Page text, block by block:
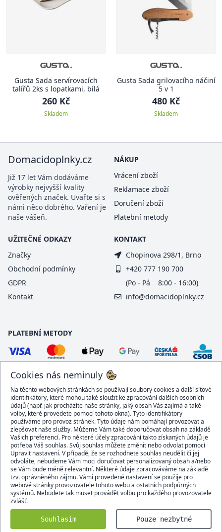
Gusta Sada servírovacích
talířů 2ks s lopatkami, bílá
260 Kč
Skladem
Gusta Sada grilovacího náčiní
5 v 1
480 Kč
Skladem
Cookies nás neminuly
Na těchto webových stránkách se používají soubory cookies a další síťové
identifikátory, které mohou také sloužit ke zpracování dalších osobních
údajů (např. jak procházíte naše stránky, jaký obsah Vás zajímá a také
volby, které provedete pomocí tohoto okna). Tyto identifikátory
používáme pro provoz stránek. Tyto údaje nám pomáhají provozovat a
zlepšovat naše služby. Můžeme Vám také doporučovat obsah na základě
Vašich preferencí. Pro některé účely zpracování takto získaných údajů je
potřeba Váš souhlas. Svůj souhlas můžete změnit nebo odvolat pomocí
Upravit nastavení. V případě, že se rozhodnete souhlas neudělit či jej
odvoláte, nebudeme Vám moci doručovat personalizovaný obsah a/nebo
se Vám bude méně relevantní. Některé údaje zpracováváme na základě
tzv. oprávněného zájmu. Vámi provedené nastavení se použije pro
webové stránky provozovatele tohoto webu a ostatních podpůrných
systémů. Nebudete tak muset provádět volbu pro každého provozovatele
zvlášť.
Souhlasím Pouze nezbytné
Domacidoplnky.cz
Již 17 let Vám dodáváme
výrobky nejvyšší kvality
ověřených značek. Uvařte si s
námi něco dobrého. Vaření je
naše vášeň.
NÁKUP
Vrácení zboží
Reklamace zboží
Doručení zboží
Platební metody
UŽITEČNÉ ODKAZY
Značky
Obchodní podmínky
GDPR
Kontakt
KONTAKT
Chopinova 298/1, Brno
+420 777 190 700
(Po - Pá 8:00 - 16:00)
info@domacidoplnky.cz
PLATEBNÍ METODY
DOPRAVCI
BEZPEČNÝ OBCHOD
Domacidoplnky.cz © 2007 - 2026
Všechna práva vyhrazena.